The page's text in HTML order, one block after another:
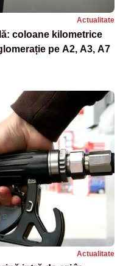
Actualitate
coloane kilometrice
pe A2, A3, A7
Actualitate